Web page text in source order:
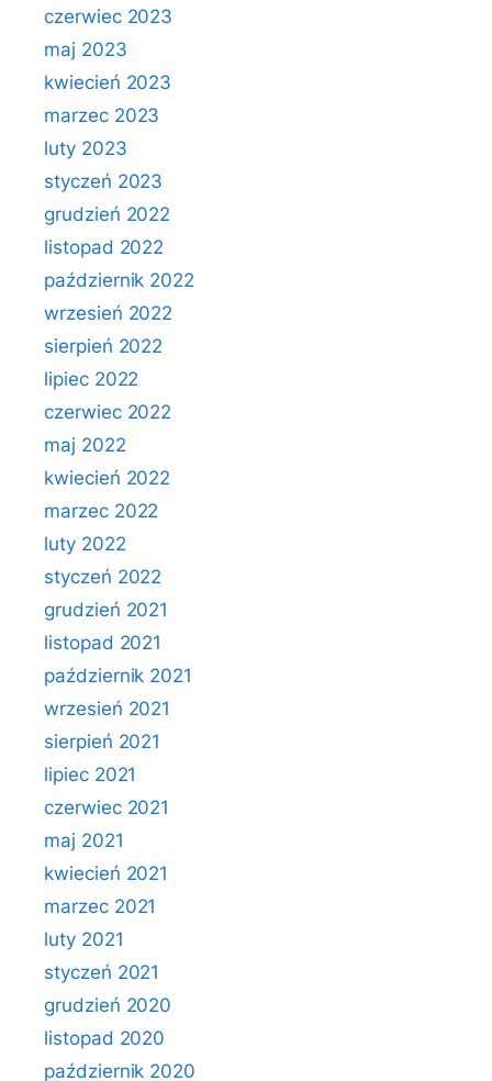
czerwiec 2023
maj 2023
kwiecień 2023
marzec 2023
luty 2023
styczeń 2023
grudzień 2022
listopad 2022
październik 2022
wrzesień 2022
sierpień 2022
lipiec 2022
czerwiec 2022
maj 2022
kwiecień 2022
marzec 2022
luty 2022
styczeń 2022
grudzień 2021
listopad 2021
październik 2021
wrzesień 2021
sierpień 2021
lipiec 2021
czerwiec 2021
maj 2021
kwiecień 2021
marzec 2021
luty 2021
styczeń 2021
grudzień 2020
listopad 2020
październik 2020